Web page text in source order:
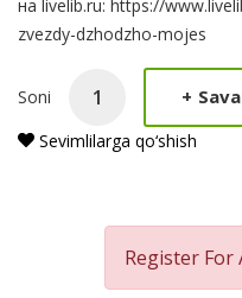
на livelib.ru: https://
zvezdy-dzhodzho-mojes
Soni +
Sevimlilarga qo‘shish
Register For